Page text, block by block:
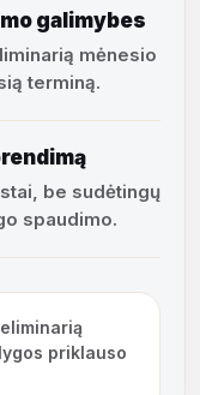
galimybes
mėnesio
terminą.
be sudėtingų
spaudimo.
priklauso